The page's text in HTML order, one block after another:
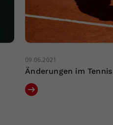
09.06.2021
Änderungen im